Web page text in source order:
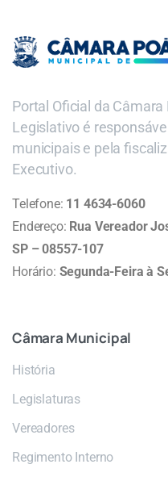
Portal Oficial da
Legislativo é
municipais e pela
Executivo.
Telefone: 11 4634-6060
Endereço: Rua Vereador
SP – 08557-107
Horário: Segunda-Feira à
Câmara Municipal
História
Legislaturas
Vereadores
Regimento Interno